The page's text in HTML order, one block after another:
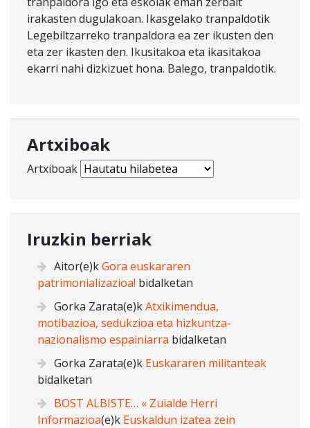
irakasten dugulakoan. Ikasgelako tranpaldotik
Legebiltzarreko tranpaldora ea zer ikusten den
eta zer ikasten den. Ikusitakoa eta ikasitakoa
ekarri nahi dizkizuet hona. Balego, tranpaldotik.
Artxiboak
Artxiboak
Iruzkin berriak
Aitor(e)kGora euskararen
patrimonializazioa! bidalketan
Gorka Zarata(e)kAtxikimendua,
motibazioa, sedukzioa eta hizkuntza-
nazionalismo espainiarra bidalketan
Gorka Zarata(e)k Euskararen militanteak
bidalketan
BOST ALBISTE… « Zuialde Herri
Informazioa(e)k Euskaldun izatea zein